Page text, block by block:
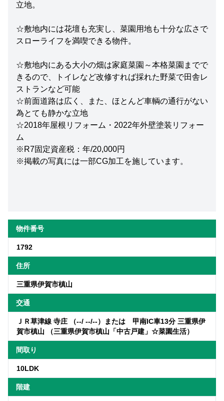
立地。
☆敷地内には花壇も充実し、菜園用地も十分な広さで
スローライフを満喫できる物件。
☆敷地内にある大小の畑は家庭菜園～本格菜園までで
きるので、トイレなど改修すれば採れた野菜で田舎レ
ストランなど可能
☆前面道路は広く、また、ほとんど車輌の通行がない
為とても静かな立地
☆2018年屋根リフォーム・2022年外壁塗装リフォー
ム
※R7固定資産税：年/20,000円
※掲載の写真には一部CG加工を施しています。
物件番号
1792
住所
三重県伊賀市槙山
交通
ＪＲ草津線 寺庄 （--/ --/--）または 甲南IC車13分 三重県伊
賀市槙山 （三重県伊賀市槙山「中古戸建」☆菜園生活）
間取り
10LDK
階建